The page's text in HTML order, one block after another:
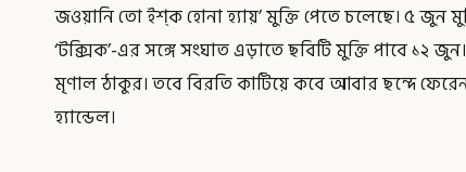
জওয়ানি তো ইশ্‌ক হোনা হ্যায়’ মুক্তি পেতে চলেছে। ৫ জুন
‘টক্সিক’-এর সঙ্গে সংঘাত এড়াতে ছবিটি মুক্তি পাবে ১২
মৃণাল ঠাকুর। তবে বিরতি কাটিয়ে কবে আবার ছন্দে
হ্যান্ডেল।